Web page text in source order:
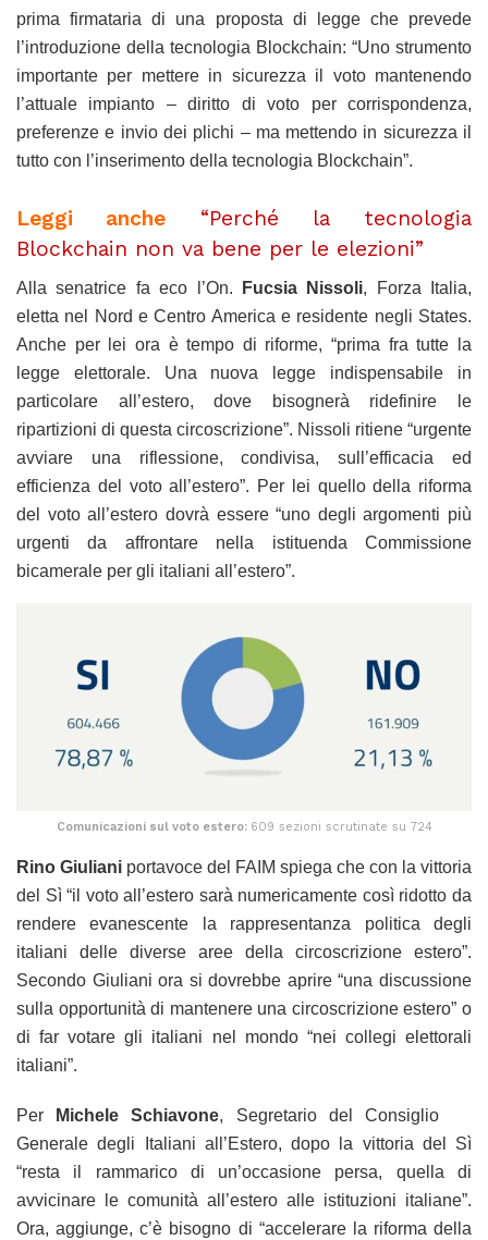
prima firmataria di una proposta di legge che prevede
l’introduzione della tecnologia Blockchain: “Uno strumento
importante per mettere in sicurezza il voto mantenendo
l’attuale impianto – diritto di voto per corrispondenza,
preferenze e invio dei plichi – ma mettendo in sicurezza il
tutto con l’inserimento della tecnologia Blockchain”.
Leggi anche
“Perché la tecnologia
Blockchain non va bene per le elezioni”
Alla senatrice fa eco l’On. Fucsia Nissoli, Forza Italia,
eletta nel Nord e Centro America e residente negli States.
Anche per lei ora è tempo di riforme, “prima fra tutte la
legge elettorale. Una nuova legge indispensabile in
particolare all’estero, dove bisognerà ridefinire le
ripartizioni di questa circoscrizione”. Nissoli ritiene “urgente
avviare una riflessione, condivisa, sull’efficacia ed
efficienza del voto all’estero”. Per lei quello della riforma
del voto all’estero dovrà essere “uno degli argomenti più
urgenti da affrontare nella istituenda Commissione
bicamerale per gli italiani all’estero”.
Comunicazioni sul voto estero: 609 sezioni scrutinate su 724
Rino Giuliani portavoce del FAIM spiega che con la vittoria
del Sì “il voto all’estero sarà numericamente così ridotto da
rendere evanescente la rappresentanza politica degli
italiani delle diverse aree della circoscrizione estero”.
Secondo Giuliani ora si dovrebbe aprire “una discussione
sulla opportunità di mantenere una circoscrizione estero” o
di far votare gli italiani nel mondo “nei collegi elettorali
italiani”.
Per Michele Schiavone, Segretario del Consiglio
Generale degli Italiani all’Estero, dopo la vittoria del Sì
“resta il rammarico di un’occasione persa, quella di
avvicinare le comunità all’estero alle istituzioni italiane”.
Ora, aggiunge, c’è bisogno di “accelerare la riforma della